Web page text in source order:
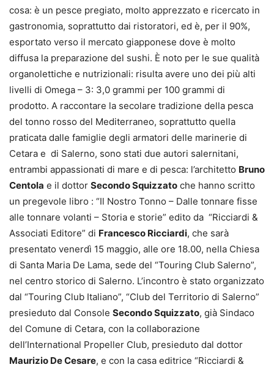
cosa: è un pesce pregiato, molto apprezzato e ricercato in
gastronomia, soprattutto dai ristoratori, ed è, per il 90%,
esportato verso il mercato giapponese dove è molto
diffusa la preparazione del sushi. È noto per le sue qualità
organolettiche e nutrizionali: risulta avere uno dei più alti
livelli di Omega – 3: 3,0 grammi per 100 grammi di
prodotto. A raccontare la secolare tradizione della pesca
del tonno rosso del Mediterraneo, soprattutto quella
praticata dalle famiglie degli armatori delle marinerie di
Cetara e di Salerno, sono stati due autori salernitani,
entrambi appassionati di mare e di pesca: l’architetto Bruno
Centola e il dottor Secondo Squizzato che hanno scritto
un pregevole libro : “Il Nostro Tonno – Dalle tonnare fisse
alle tonnare volanti – Storia e storie” edito da “Ricciardi &
Associati Editore” di Francesco Ricciardi, che sarà
presentato venerdì 15 maggio, alle ore 18.00, nella Chiesa
di Santa Maria De Lama, sede del “Touring Club Salerno”,
nel centro storico di Salerno. L’incontro è stato organizzato
dal “Touring Club Italiano”, “Club del Territorio di Salerno”
presieduto dal Console Secondo Squizzato, già Sindaco
del Comune di Cetara, con la collaborazione
dell’International Propeller Club, presieduto dal dottor
Maurizio De Cesare, e con la casa editrice “Ricciardi &